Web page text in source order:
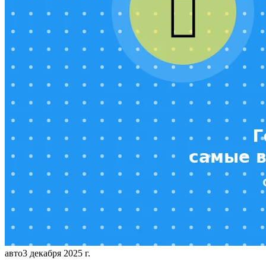
авто3 декабря 2025 г.